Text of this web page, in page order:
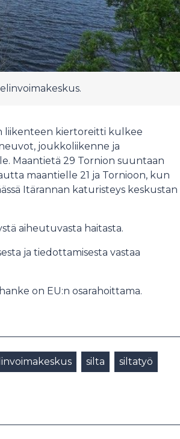
liikenteen kiertoreitti kulkee
joukkoliikenne ja
Maantietä 29 Tornion suuntaan
maantielle 21 ja Tornioon, kun
Itärannan katuristeys keskustan
aiheutuvasta haitasta.
ja tiedottamisesta vastaa
on EU:n osarahoittama.
silta siltatyö